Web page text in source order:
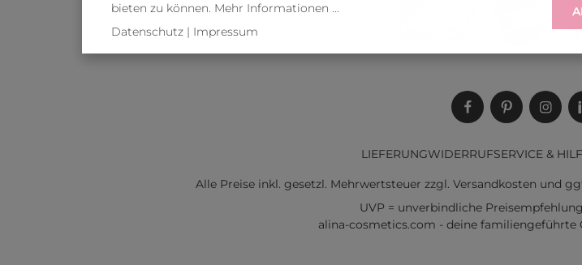
LIEFERUNGWIDERRUFSERVICE &
Alle Preise inkl. gesetzl. Mehrwertsteuer zzgl. Versandkosten und
UVP = unverbindliche
alina-cosmetics.com - deine familiengeführte
bieten zu können. Mehr Informationen ...
Datenschutz| Impressum